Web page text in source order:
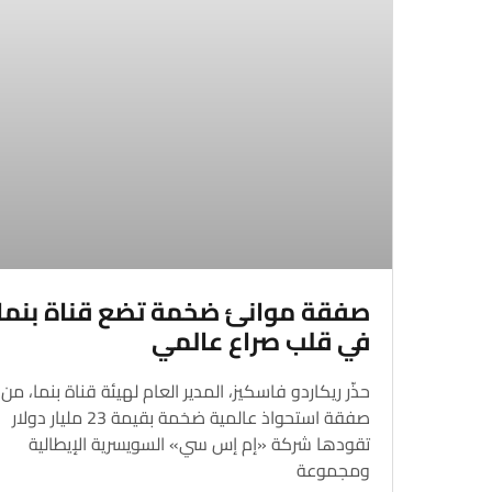
صفقة موانئ ضخمة تضع قناة
في قلب صراع عالمي
حذّر ريكاردو فاسكيز، المدير العام لهيئة قناة بنما،
صفقة استحواذ عالمية ضخمة بقيمة 23 مليار دولار
تقودها شركة «إم إس سي» السويسرية الإيطالية
ومجموعة